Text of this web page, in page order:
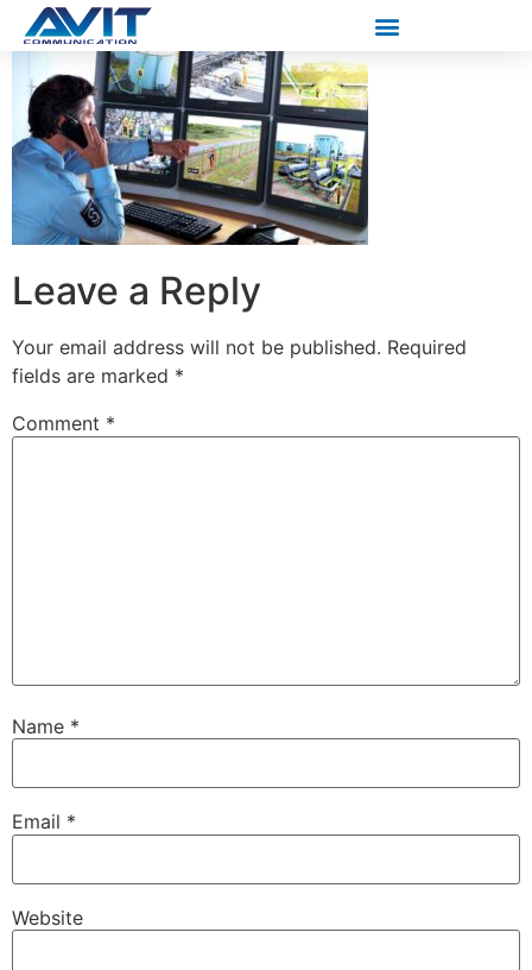
Leave a Reply
Your email address will not be published. Required
fields are marked *
Comment *
Name *
Email *
Website